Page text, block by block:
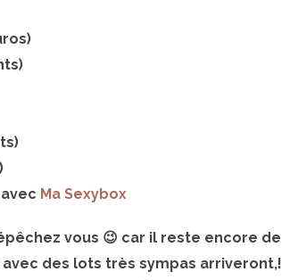
Ma Sexybox
vous 😉 car il reste encore de
des lots très sympas arriveront,!